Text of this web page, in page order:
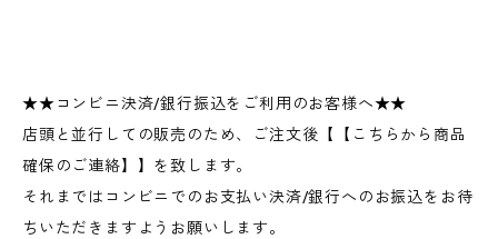
★★コンビニ決済/銀行振込をご利用のお客様へ★★
店頭と並行しての販売のため、ご注文後【【こちらから商品
確保のご連絡】】を致します。
それまではコンビニでのお支払い決済/銀行へのお振込をお待
ちいただきますようお願いします。